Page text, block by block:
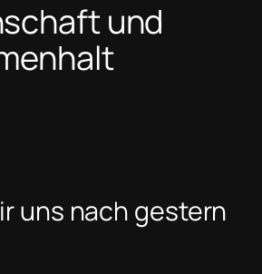
und
uns nach gestern